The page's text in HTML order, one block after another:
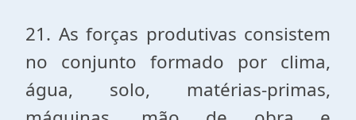
21. As forças produtivas consistem
no conjunto formado por clima,
água, solo, matérias-primas,